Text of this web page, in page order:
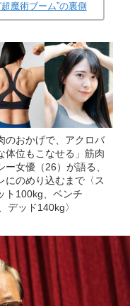
魔術ブーム”の裏側
のおかげで、アクロバ
体位もこなせる」筋肉
ー女優（26）が語る、
にのめり込むまで〈ス
ト100kg、ベンチ
デッド140kg〉